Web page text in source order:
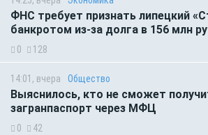
ФНС требует признать липецкий
банкротом из-за долга в 156 млн
0 128
14:01, вчера Общество
Выяснилось, кто не сможет
загранпаспорт через МФЦ
0 42